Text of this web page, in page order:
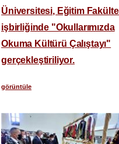
Üniversitesi, Eğitim
işbirliğinde "Okullarımızda
Okuma Kültürü Çalıştayı"
gerçekleştiriliyor.
görüntüle